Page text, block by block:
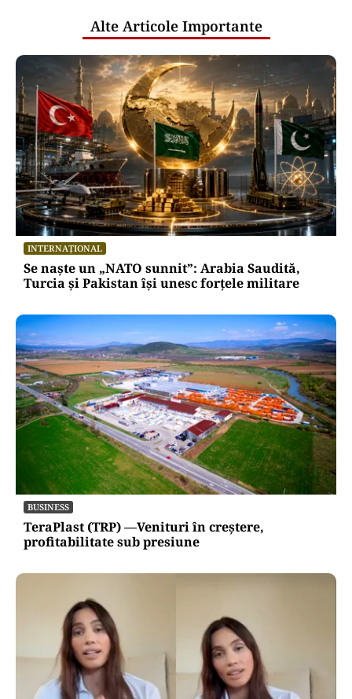
Alte Articole Importante
INTERNAȚIONAL
Se naște un „NATO sunnit”: Arabia Saudită,
Turcia și Pakistan își unesc forțele militare
BUSINESS
TeraPlast (TRP) —Venituri în creștere,
profitabilitate sub presiune